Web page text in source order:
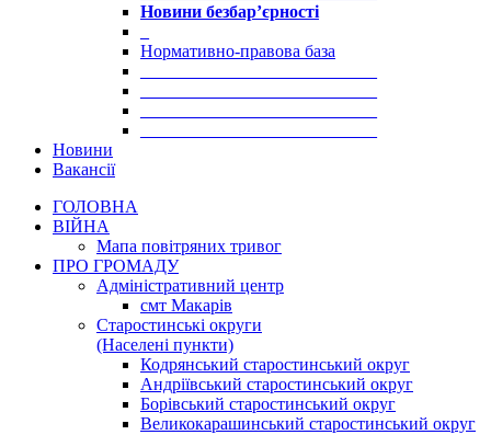
Новини безбар’єрності
Нормативно-правова база
Новини
Вакансії
ГОЛОВНА
ВІЙНА
Мапа повітряних тривог
ПРО ГРОМАДУ
Aдміністративний центр
смт Макарів
Старостинські округи
(Населені пункти)
Кодрянський старостинський округ
Андріївський старостинський округ
Борівський старостинський округ
Великокарашинський старостинський округ